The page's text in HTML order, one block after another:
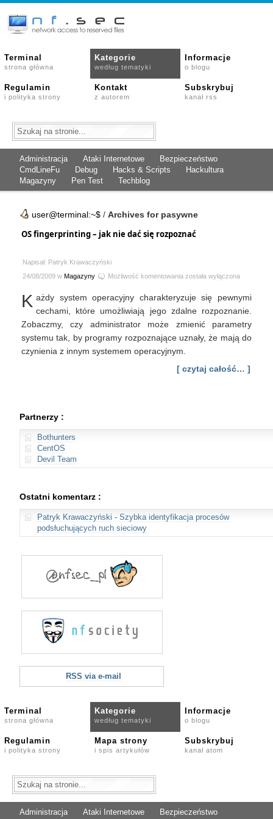
Terminal
strona główna
Kategorie
według tematyki
Informacje
o blogu
Regulamin
i polityka strony
Kontakt
z autorem
Subskrybuj
kanał rss
Administracja Ataki Internetowe
Bezpieczeństwo
CmdLineFu
Debug Hacks & Scripts
Hackultura
Magazyny
Pen Test Techblog
user@terminal:~$ / Archives for pasywne
OS fingerprinting – jak nie dać się rozpoznać
Napisał: Patryk Krawaczyński
24/08/2009 w Magazyny Możliwość komentowania OS
–
jak
się
rozpoznać
została wyłączona
K ażdy system operacyjny charakteryzuje się pewnymi
cechami, które umożliwiają jego zdalne rozpoznanie.
Zobaczmy, czy administrator może zmienić parametry
systemu tak, by programy rozpoznające uznały, że mają do
czynienia z innym systemem operacyjnym.
[ czytaj całość… ]
Partnerzy :
Bothunters
CentOS
Devil Team
Ostatni komentarz :
Patryk Krawaczyński - Szybka identyfikacja procesów
podsłuchujących ruch sieciowy
RSS via e-mail
Terminal
strona główna
Kategorie
według tematyki
Informacje
o blogu
Regulamin
i polityka strony
Mapa strony
i spis artykułów
Subskrybuj
kanał atom
Administracja Ataki Internetowe
Bezpieczeństwo